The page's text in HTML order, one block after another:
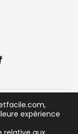
expérience